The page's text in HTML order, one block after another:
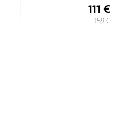
111 €
159 €